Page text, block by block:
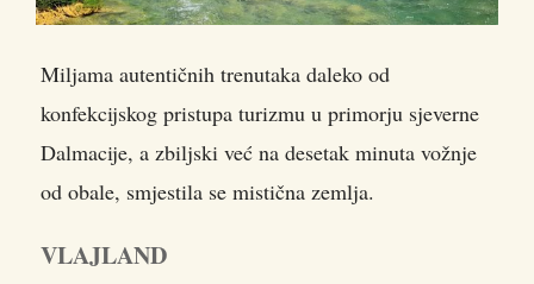
Miljama autentičnih trenutaka daleko od
konfekcijskog pristupa turizmu u primorju sjeverne
Dalmacije, a zbiljski već na desetak minuta vožnje
od obale, smjestila se mistična zemlja.
VLAJLAND